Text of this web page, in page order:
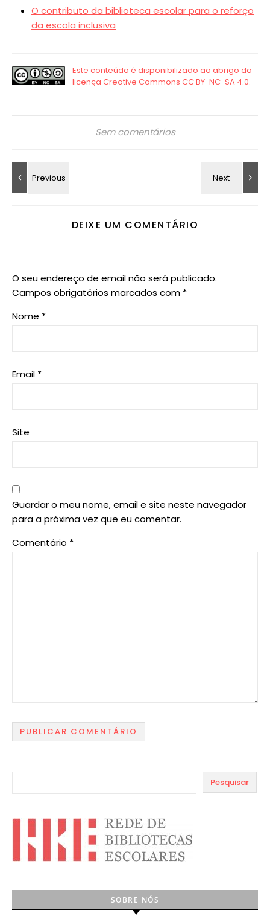
O contributo da biblioteca escolar para o reforço
da escola inclusiva
Sem comentários
DEIXE UM COMENTÁRIO
O seu endereço de email não será publicado.
Campos obrigatórios marcados com *
Nome *
Email *
Site
Guardar o meu nome, email e site neste navegador
para a próxima vez que eu comentar.
Comentário *
Pesquisar
SOBRE NÓS